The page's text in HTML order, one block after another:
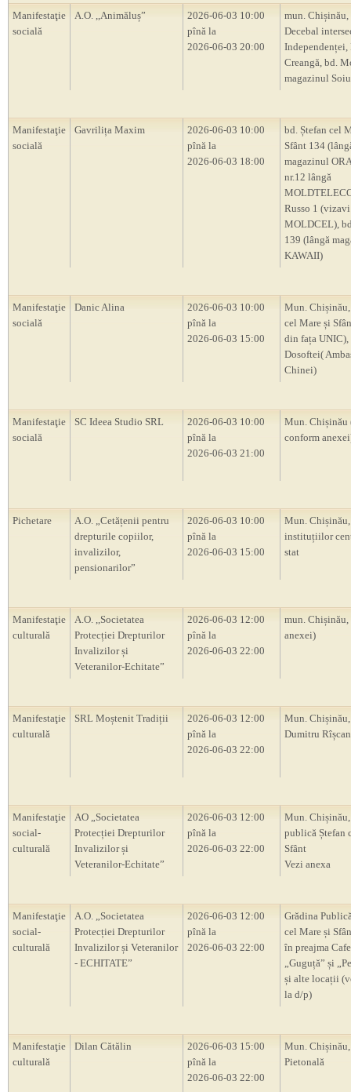
Manifestaţie
socială
A.O. ,,Animăluș”
2026-06-03 10:00
pînă la
2026-06-03 20:00
mun. Chișinău,
Decebal
Independenței,
Creangă, bd.
magazinul
Manifestaţie
socială
Gavrilița Maxim
2026-06-03 10:00
pînă la
2026-06-03 18:00
bd. Ștefan cel
Sfânt 134
magazinul
nr.12 lângă
Russo 1 (vizavi
MOLDCEL),
139 (lângă
KAWAII)
Manifestaţie
socială
Danic Alina
2026-06-03 10:00
pînă la
2026-06-03 15:00
Mun.
cel Mare și
din fața UNIC),
Dosoftei(
Chinei)
Manifestaţie
socială
SC Ideea Studio SRL
2026-06-03 10:00
pînă la
2026-06-03 21:00
Mun.
conform
Pichetare
A.O. „Cetățenii pentru
drepturile copiilor,
invalizilor,
pensionarilor”
2026-06-03 10:00
pînă la
2026-06-03 15:00
Mun.
instituțiilor
stat
Manifestaţie
culturală
A.O. ,,Societatea
Protecției Drepturilor
Invalizilor și
Veteranilor-Echitate”
2026-06-03 12:00
pînă la
2026-06-03 22:00
mun.
anexei)
Manifestaţie
culturală
SRL Moștenit Tradiții
2026-06-03 12:00
pînă la
2026-06-03 22:00
Mun.
Dumitru
Manifestaţie
social-
culturală
AO „Societatea
Protecției Drepturilor
Invalizilor și
Veteranilor-Echitate”
2026-06-03 12:00
pînă la
2026-06-03 22:00
Mun.
publică Ștefan
Sfânt
Vezi anexa
Manifestaţie
social-
culturală
A.O. „Societatea
Protecției Drepturilor
Invalizilor și Veteranilor
- ECHITATE”
2026-06-03 12:00
pînă la
2026-06-03 22:00
Grădina
cel Mare și
în preajma
„Guguță” și
și alte locații
la d/p)
Manifestaţie
culturală
Dilan Cătălin
2026-06-03 15:00
pînă la
2026-06-03 22:00
Mun. Chișinău,
Pietonală